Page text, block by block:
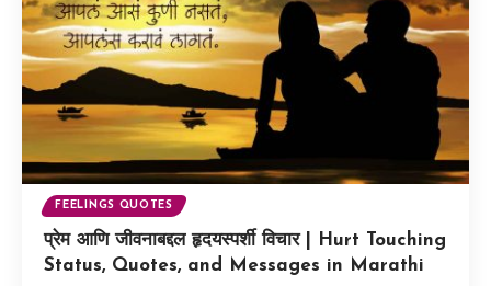
FEELINGS QUOTES
प्रेम आणि जीवनाबद्दल हृदयस्पर्शी विचार | Hurt Touching
Status, Quotes, and Messages in Marathi